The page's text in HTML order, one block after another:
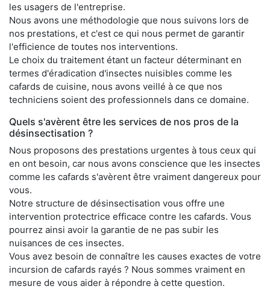
les usagers de l'entreprise.
Nous avons une méthodologie que nous suivons lors de
nos prestations, et c'est ce qui nous permet de garantir
l'efficience de toutes nos interventions.
Le choix du traitement étant un facteur déterminant en
termes d'éradication d'insectes nuisibles comme les
cafards de cuisine, nous avons veillé à ce que nos
techniciens soient des professionnels dans ce domaine.
Quels s'avèrent être les services de nos pros de la
désinsectisation ?
Nous proposons des prestations urgentes à tous ceux qui
en ont besoin, car nous avons conscience que les insectes
comme les cafards s'avèrent être vraiment dangereux pour
vous.
Notre structure de désinsectisation vous offre une
intervention protectrice efficace contre les cafards. Vous
pourrez ainsi avoir la garantie de ne pas subir les
nuisances de ces insectes.
Vous avez besoin de connaître les causes exactes de votre
incursion de cafards rayés ? Nous sommes vraiment en
mesure de vous aider à répondre à cette question.